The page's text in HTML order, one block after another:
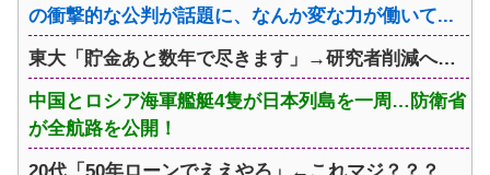
の衝撃的な公判が話題に、なんか変な力が働いて...
東大「貯金あと数年で尽きます」→研究者削減へ…
中国とロシア海軍艦艇4隻が日本列島を一周…防衛省
が全航路を公開！